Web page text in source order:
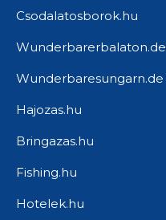
Csodalatosborok.hu
Wunderbarerbalaton.de
Wunderbaresungarn.de
Hajozas.hu
Bringazas.hu
Fishing.hu
Hotelek.hu